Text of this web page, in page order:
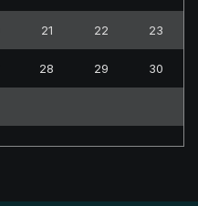
21 22 23
28 29 30